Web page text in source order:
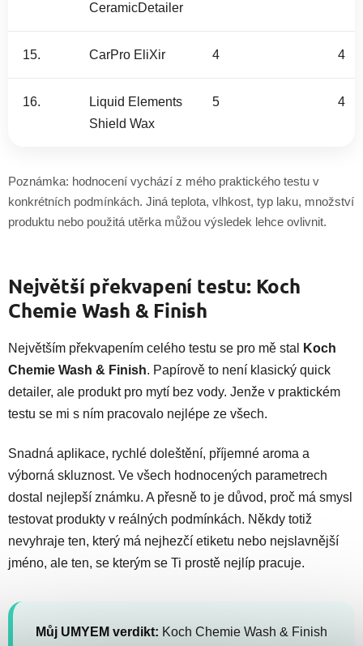
CeramicDetailer
15. CarPro EliXir 4 4
16.
Liquid Elements
Shield Wax
5 4
Poznámka: hodnocení vychází z mého praktického testu v
konkrétních podmínkách. Jiná teplota, vlhkost, typ laku, množství
produktu nebo použitá utěrka můžou výsledek lehce ovlivnit.
Největší překvapení testu: Koch
Chemie Wash & Finish
Největším překvapením celého testu se pro mě stal
Koch
Chemie Wash & Finish. Papírově to není klasický quick
detailer, ale produkt pro mytí bez vody. Jenže v praktickém
testu se mi s ním pracovalo nejlépe ze všech.
Snadná aplikace, rychlé doleštění, příjemné aroma a
výborná skluznost. Ve všech hodnocených parametrech
dostal nejlepší známku. A přesně to je důvod, proč má smysl
testovat produkty v reálných podmínkách. Někdy totiž
nevyhraje ten, který má nejhezčí etiketu nebo nejslavnější
jméno, ale ten, se kterým se Ti prostě nejlíp pracuje.
Můj UMYEM verdikt: Koch Chemie Wash & Finish